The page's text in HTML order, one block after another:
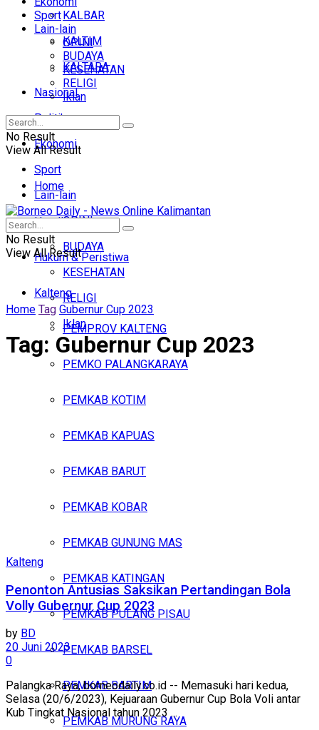
KALBAR
KALTIM
KALTARA
Nasional
Politik
Ekonomi
Sport
Lain-lain
OPINI
BUDAYA
KESEHATAN
RELIGI
Iklan
Kamis, Agustus 6, 2026
Sport
Lain-lain
OPINI
BUDAYA
KESEHATAN
RELIGI
Iklan
No Result
View All Result
Home
Headline
Hukum & Peristiwa
Kalteng
PEMPROV KALTENG
PEMKO PALANGKARAYA
PEMKAB KOTIM
PEMKAB KAPUAS
PEMKAB BARUT
PEMKAB KOBAR
PEMKAB GUNUNG MAS
PEMKAB KATINGAN
PEMKAB PULANG PISAU
PEMKAB BARSEL
PEMKAB BARTIM
PEMKAB MURUNG RAYA
No Result
View All Result
Home Tag Gubernur Cup 2023
Tag: Gubernur Cup 2023
Kalteng
Penonton Antusias Saksikan Pertandingan Bola
Volly Gubernur Cup 2023
by BD
20 Juni 2023
0
Palangka Raya, borneodaily.co.id -- Memasuki hari kedua,
Selasa (20/6/2023), Kejuaraan Gubernur Cup Bola Voli antar
Kub Tingkat Nasional tahun 2023 ...